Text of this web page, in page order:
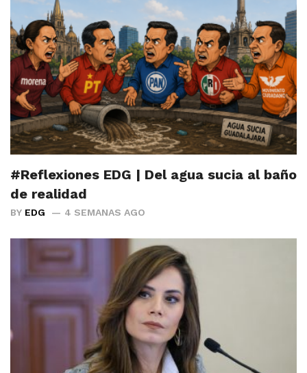
#Reflexiones EDG | Del agua sucia al baño
de realidad
BY EDG 4 SEMANAS AGO